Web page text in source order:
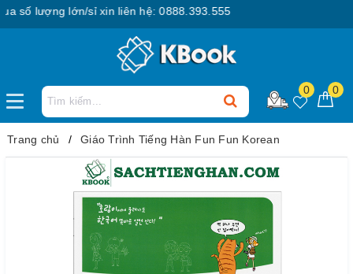
lượng lớn/sỉ xin liên hệ: 0888.393.555
0 0
Trang chủ Giáo Trình Tiếng Hàn Fun Fun Korean